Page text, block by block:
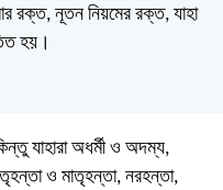
রক্ত, নূতন নিয়মের রক্ত, যাহা
হয়।
যাহারা অধর্মী ও অদম্য,
ও মাতৃহন্তা, নরহন্তা,